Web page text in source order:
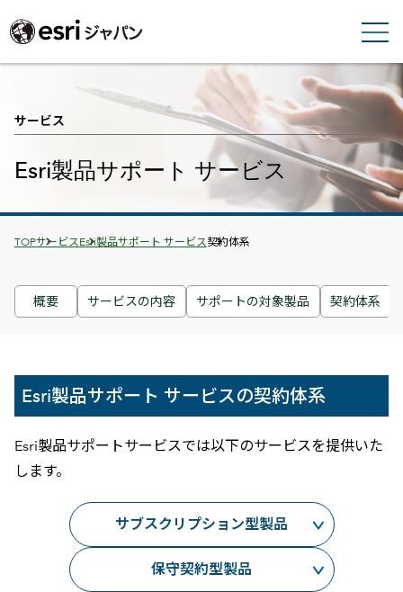
概要 サービスの内容 サポートの対象製品 契約体系
サービス
Esri製品サポート サービス
Breadcrumbs
TOPサービスEsri製品サポート サービス契約体系
Esri製品サポート サービスの契約体系
Esri製品サポートサービスでは以下のサービスを提供いた
します。
サブスクリプション型製品
保守契約型製品